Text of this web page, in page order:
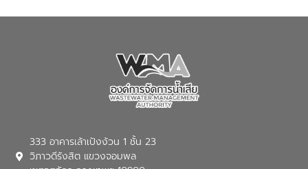
ณ เทศบาลตำบลบางเลน จังหวัดนครปฐม
333 อาคารเล้าเป้งง้วน 1 ชั้น 23
วิภาวดีรังสิต แขวงจอมพล